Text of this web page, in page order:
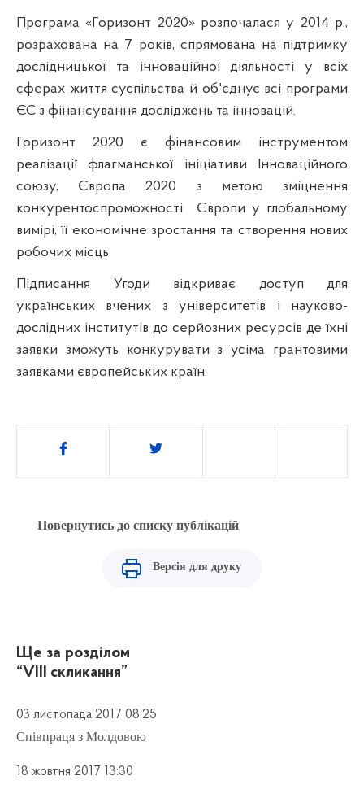
Програма «Горизонт 2020» розпочалася у 2014 р.,
розрахована на 7 років, спрямована на підтримку
дослідницької та інноваційної діяльності у всіх
сферах життя суспільства й об'єднує всі програми
ЄС з фінансування досліджень та інновацій.
Горизонт 2020 є фінансовим інструментом
реалізації флагманської ініціативи Інноваційного
союзу, Європа 2020 з метою зміцнення
конкурентоспроможності
Європи у глобальному
вимірі, її економічне зростання та створення нових
робочих місць.
Підписання Угоди відкриває доступ для
українських вчених з університетів і науково-
дослідних інститутів до серйозних ресурсів де їхні
заявки зможуть конкурувати з усіма грантовими
заявками європейських країн.
Поділитись
Повернутись до списку публікацій
Версія для друку
Ще за розділом
“VIII скликання”
03 листопада 2017 08:25
Співпраця з Молдовою
18 жовтня 2017 13:30